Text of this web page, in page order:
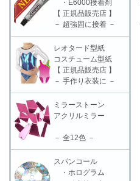
・E6000接着剤
【 正規品販売店 】
－ 超強固に接着 －
レオタード型紙
コスチューム型紙
【 正規品販売店 】
－ 手作り衣装に －
ミラーストーン
アクリルミラー
－ 全12色 －
スパンコール
・ホログラム